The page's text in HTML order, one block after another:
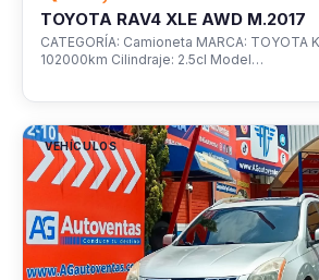
TOYOTA RAV4 XLE AWD M.2017
CATEGORÍA: Camioneta MARCA: TOYOTA
102000km Cilindraje: 2.5cl Model…
VEHÍCULOS